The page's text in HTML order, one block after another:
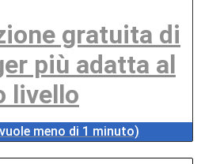
gratuita di
più adatta al
livello
meno di 1 minuto)